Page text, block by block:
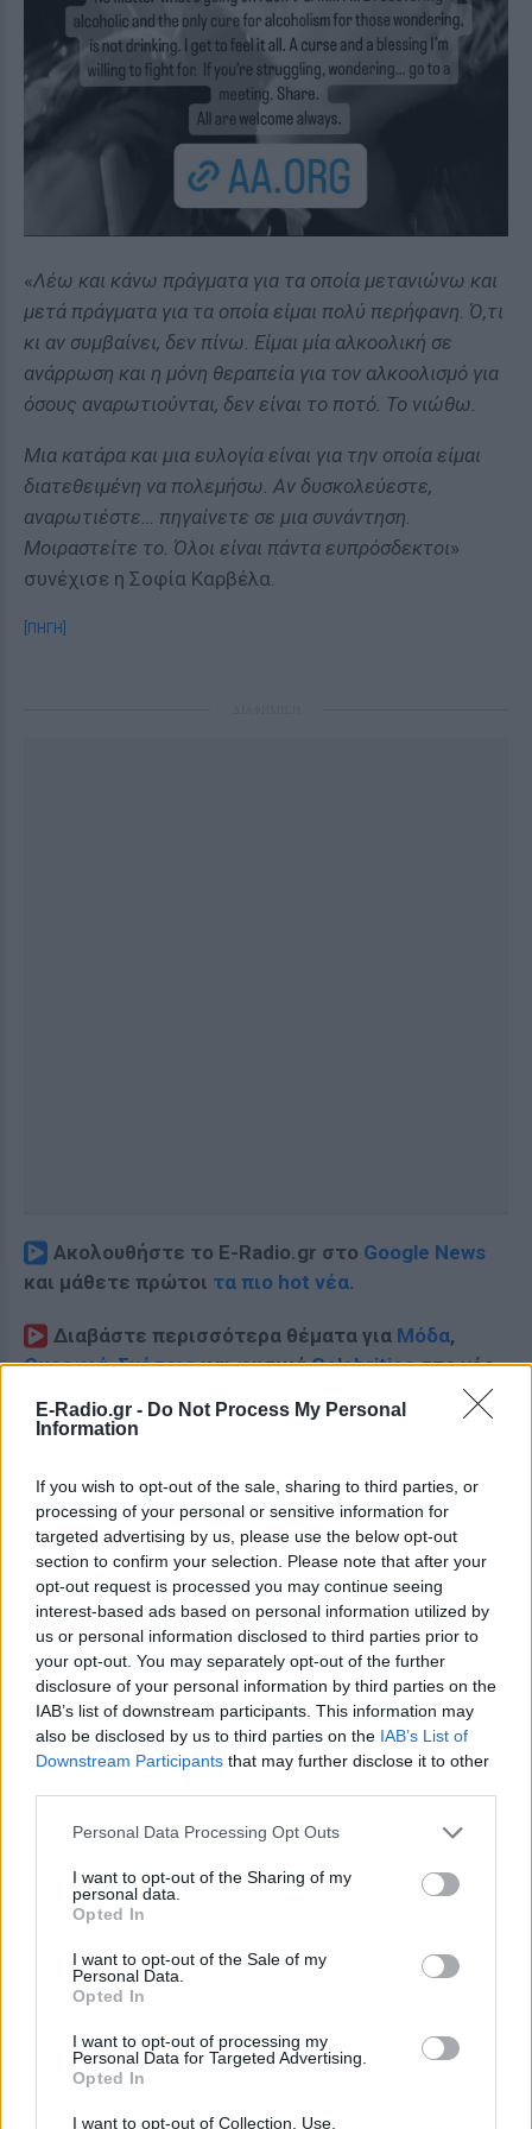
E-Radio.gr - Do Not Process My Personal
Information
If you wish to opt-out of the sale, sharing to third parties, or
processing of your personal or sensitive information for
targeted advertising by us, please use the below opt-out
section to confirm your selection. Please note that after your
opt-out request is processed you may continue seeing
interest-based ads based on personal information utilized by
us or personal information disclosed to third parties prior to
your opt-out. You may separately opt-out of the further
disclosure of your personal information by third parties on the
IAB’s list of downstream participants. This information may
also be disclosed by us to third parties on the IAB’s List of
Downstream Participants that may further disclose it to other
Personal Data Processing Opt Outs
I want to opt-out of the Sharing of my
personal data.
Opted In
I want to opt-out of the Sale of my
Personal Data.
Opted In
I want to opt-out of processing my
Personal Data for Targeted Advertising.
Opted In
I want to opt-out of Collection, Use,
«Λέω και κάνω πράγματα για τα οποία μετανιώνω και
μετά πράγματα για τα οποία είμαι πολύ περήφανη. Ό,τι
κι αν συμβαίνει, δεν πίνω. Είμαι μία αλκοολική σε
ανάρρωση και η μόνη θεραπεία για τον αλκοολισμό για
όσους αναρωτιούνται, δεν είναι το ποτό. Το νιώθω.
Μια κατάρα και μια ευλογία είναι για την οποία είμαι
διατεθειμένη να πολεμήσω. Αν δυσκολεύεστε,
αναρωτιέστε… πηγαίνετε σε μια συνάντηση.
Μοιραστείτε το. Όλοι είναι πάντα ευπρόσδεκτοι»
συνέχισε η Σοφία Καρβέλα.
[ΠΗΓΗ]
Ακολουθήστε το E-Radio.gr στο Google News
και μάθετε πρώτοι τα πιο hot νέα.
Διαβάστε περισσότερα θέματα για Μόδα,
Ομορφιά,Σχέσειςκαι φυσικάCelebritiesστο νέο
ΔΙΑΦΗΜΙΣΗ
ΔΕΙΤΕ ΕΠΙΣΗΣ